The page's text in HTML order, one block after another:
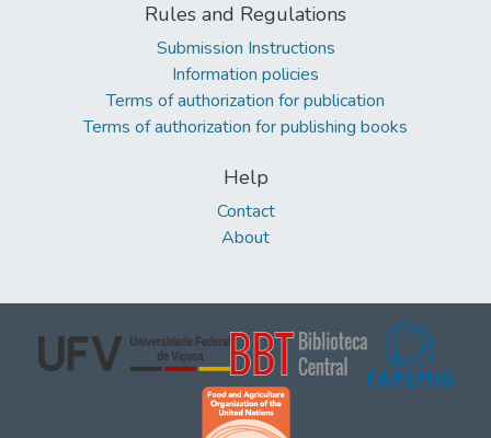
Rules and Regulations
Submission Instructions
Information policies
Terms of authorization for publication
Terms of authorization for publishing books
Help
Contact
About